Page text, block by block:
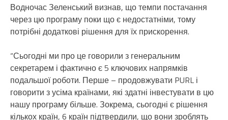
Водночас Зеленський визнав, що темпи постачання
через цю програму поки що є недостатніми, тому
потрібні додаткові рішення для їх прискорення.
“Сьогодні ми про це говорили з генеральним
секретарем і фактично є 5 ключових напрямків
подальшої роботи. Перше – продовжувати PURL і
говорити з усіма країнами, які здатні інвестувати в цю
нашу програму більше. Зокрема, сьогодні є рішення
кількох країн, 6 країн підтвердили, що вони зроблять